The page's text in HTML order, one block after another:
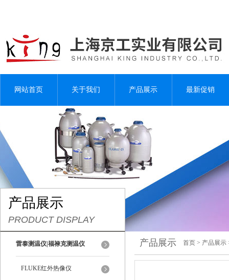
网站首页 关于我们 产品展示 最新促销
产品展示
PRODUCT DISPLAY
雷泰测温仪|福禄克测温仪
FLUKE红外热像仪
产品展示 首页 > 产品展示